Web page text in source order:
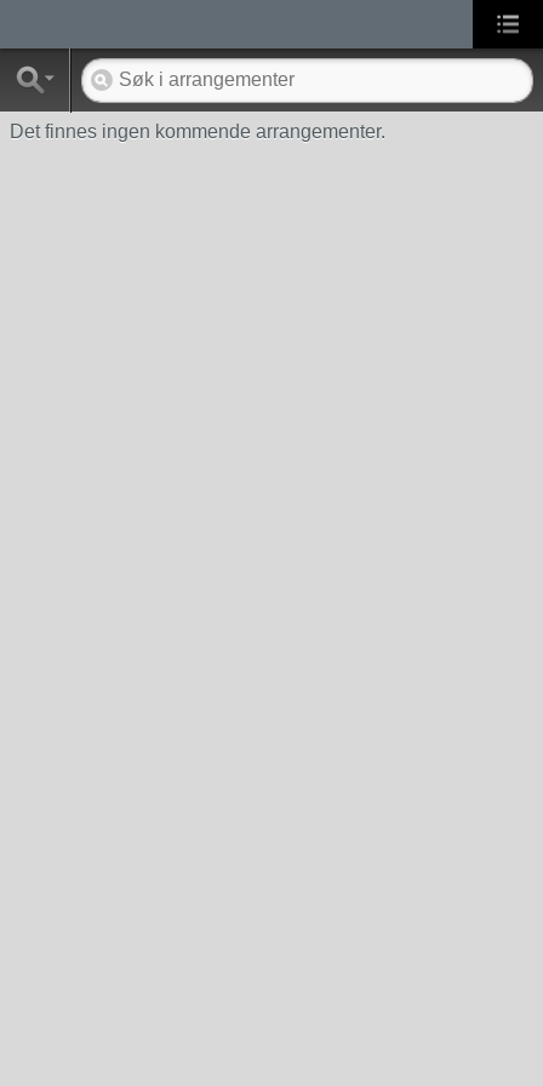
Det finnes ingen kommende arrangementer.